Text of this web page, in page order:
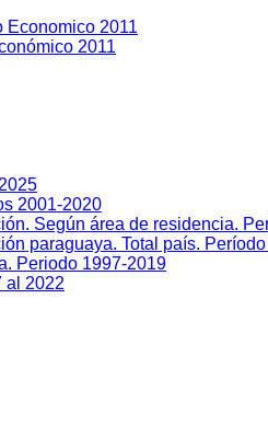
Economico 2011
2011
2001-2020
Según área de residencia.
paraguaya. Total país.
Periodo 1997-2019
al 2022